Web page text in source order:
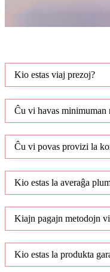
Kio estas viaj prezoj?
Ĉu vi havas minimuman
Ĉu vi povas provizi la
Kio estas la averaĝa
Kiajn pagajn metodojn vi
Kio estas la produkta